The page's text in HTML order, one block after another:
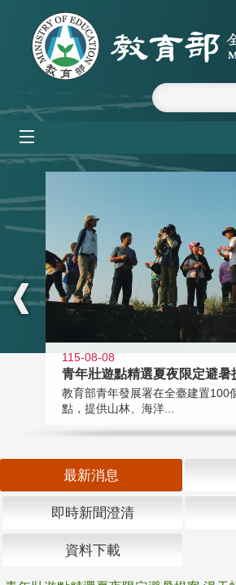
跳到主要內容區塊
:::
115-08-08
青年壯遊點精選夏夜限定避暑
教育部青年發展署在全臺建置100
點，提供山林、海洋...
最新消息
即時新聞澄清
資料下載